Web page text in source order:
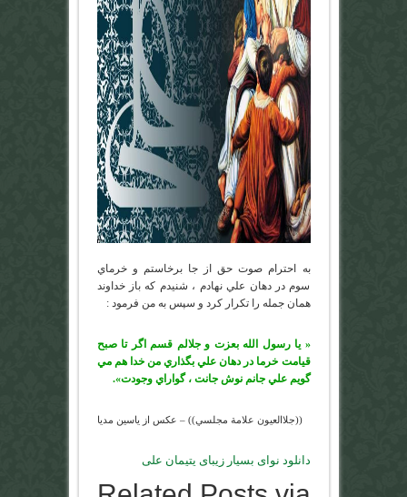
به احترام صوت حق از جا برخاستم و خرماي
سوم در دهان علي نهادم ، شنيدم كه باز خداوند
همان جمله را تكرار كرد و سپس به من فرمود :
« يا رسول الله بعزت و جلالم قسم اگر تا صبح
قيامت خرما در دهان علي بگذاري من خدا هم مي
گويم علي جانم نوش جانت ، گواراي وجودت».
((جلاالعيون علامة مجلسي)) – عكس از ياسين مديا
دانلود نوای بسیار زیبای یتیمان علی